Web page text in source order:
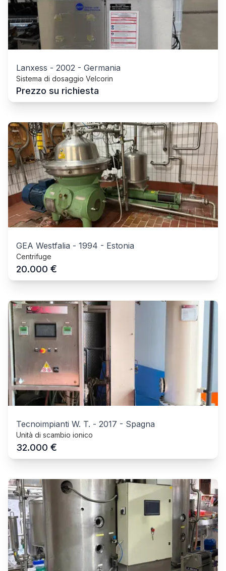
Lanxess - 2002 - Germania
Sistema di dosaggio Velcorin
Prezzo su richiesta
GEA Westfalia - 1994 - Estonia
Centrifuge
20.000 €
Tecnoimpianti W. T. - 2017 - Spagna
Unità di scambio ionico
32.000 €